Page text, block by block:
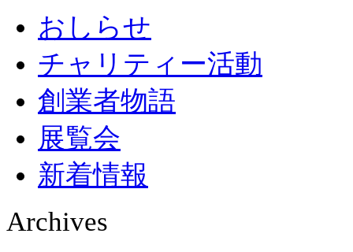
おしらせ
チャリティー活動
創業者物語
展覧会
新着情報
Archives